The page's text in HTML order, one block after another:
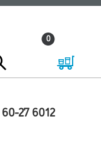
0
27 6012